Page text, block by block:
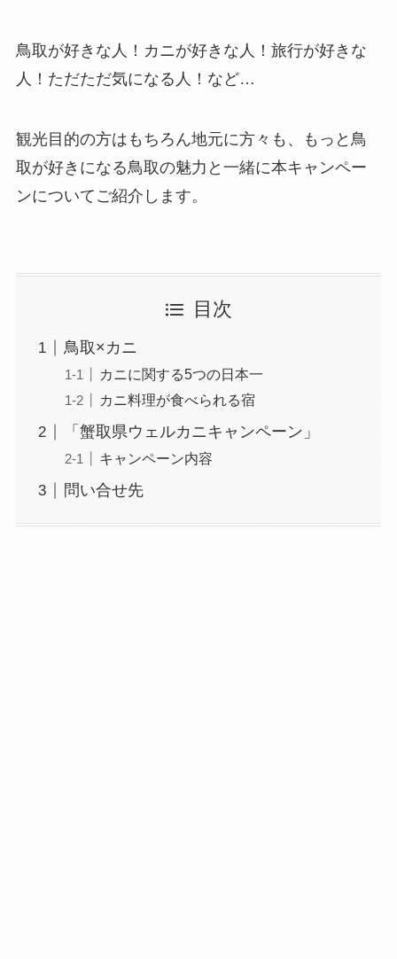
鳥取が好きな人！カニが好きな人！旅行が好きな
人！ただただ気になる人！など…
観光目的の方はもちろん地元に方々も、もっと鳥
取が好きになる鳥取の魅力と一緒に本キャンペー
ンについてご紹介します。
目次
鳥取×カニ
カニに関する5つの日本一
カニ料理が食べられる宿
「蟹取県ウェルカニキャンペーン」
キャンペーン内容
問い合せ先